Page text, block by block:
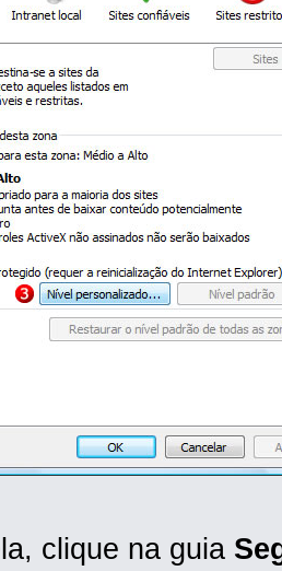
clique na guia